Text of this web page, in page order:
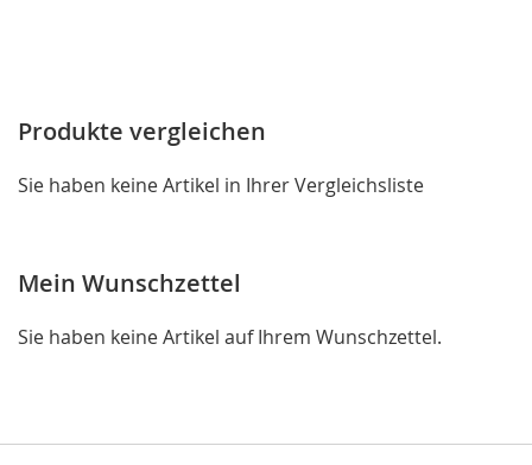
Produkte vergleichen
Sie haben keine Artikel in Ihrer Vergleichsliste
Mein Wunschzettel
Sie haben keine Artikel auf Ihrem Wunschzettel.